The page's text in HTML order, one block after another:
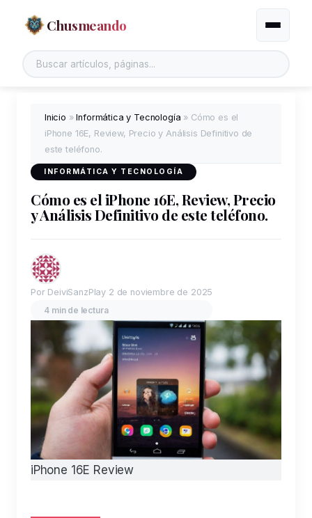
Chusmeando Alternar
Inicio »Informática y Tecnología » Cómo es el
iPhone 16E, Review, Precio y Análisis Definitivo de
este teléfono.
INFORMÁTICA Y TECNOLOGÍA
Cómo es el iPhone 16E, Review, Precio
y Análisis Definitivo de este teléfono.
Por DeiviSanzPlay 2 de noviembre de 2025
4 min de lectura
iPhone 16E Review